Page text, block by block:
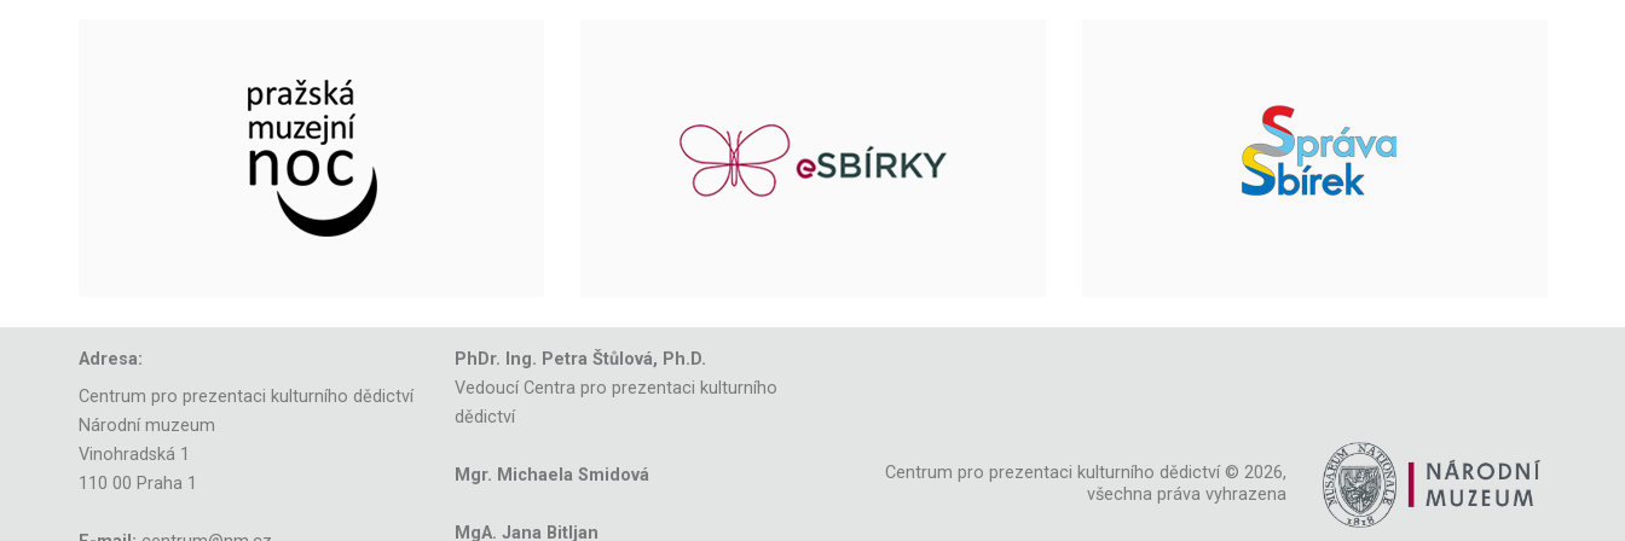
Adresa:
Centrum pro prezentaci kulturního dědictví
Národní muzeum
Vinohradská 1
110 00 Praha 1
PhDr. Ing. Petra Štůlová, Ph.D.
Vedoucí Centra pro prezentaci kulturního
dědictví
Mgr. Michaela Smidová
MgA. Jana Bitljan
Centrum pro prezentaci kulturního dědictví © 2026,
všechna práva vyhrazena